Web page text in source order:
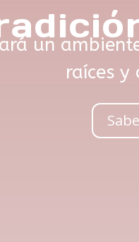
un
raíces y